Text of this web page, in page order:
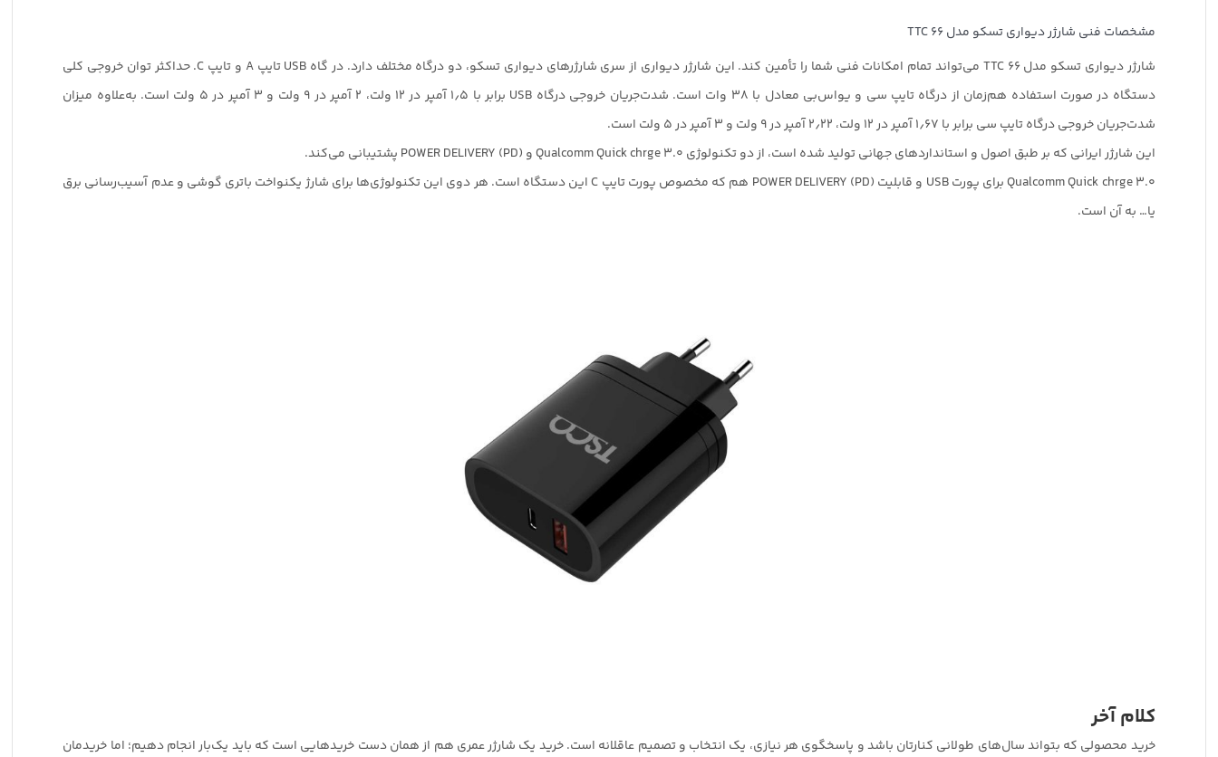
مشخصات فنی شارژر دیواری تسکو مدل TTC 66
شارژر دیواری تسکو مدل TTC 66 می‌تواند تمام امکانات فنی شما را تأمین کند. این شارژر دیواری از سری شارژرهای دیواری تسکو، دو درگاه مختلف دارد. در گاه USB تایپ A و تایپ C. حداکثر توان خروجی کلی
دستگاه در صورت استفاده هم‌زمان از درگاه تایپ سی و یواس‌بی معادل با ۳۸ وات است. شدت‌جریان خروجی درگاه USB برابر با ۱٫۵ آمپر در ۱۲ ولت، ۲ آمپر در ۹ ولت و ۳ آمپر در ۵ ولت است. به‌علاوه میزان
شدت‌جریان خروجی درگاه تایپ سی برابر با ۱٫۶۷ آمپر در ۱۲ ولت، ۲٫۲۲ آمپر در ۹ ولت و ۳ آمپر در ۵ ولت است.
این شارژر ایرانی که بر طبق اصول و استانداردهای جهانی تولید شده است، از دو تکنولوژی Qualcomm Quick chrge 3.0 و POWER DELIVERY (PD) پشتیبانی می‌کند.
Qualcomm Quick chrge 3.0 برای پورت USB و قابلیت POWER DELIVERY (PD) هم که مخصوص پورت تایپ C این دستگاه است. هر دوی این تکنولوژی‌ها برای شارژ یکنواخت باتری گوشی و عدم آسیب‌رسانی برق
یا… به آن است.
کلام آخر
خرید محصولی که بتواند سال‌های طولانی کنارتان باشد و پاسخگوی هر نیازی، یک انتخاب و تصمیم عاقلانه است. خرید یک شارژر عمری هم از همان دست خریدهایی است که باید یک‌بار انجام دهیم؛ اما خریدمان